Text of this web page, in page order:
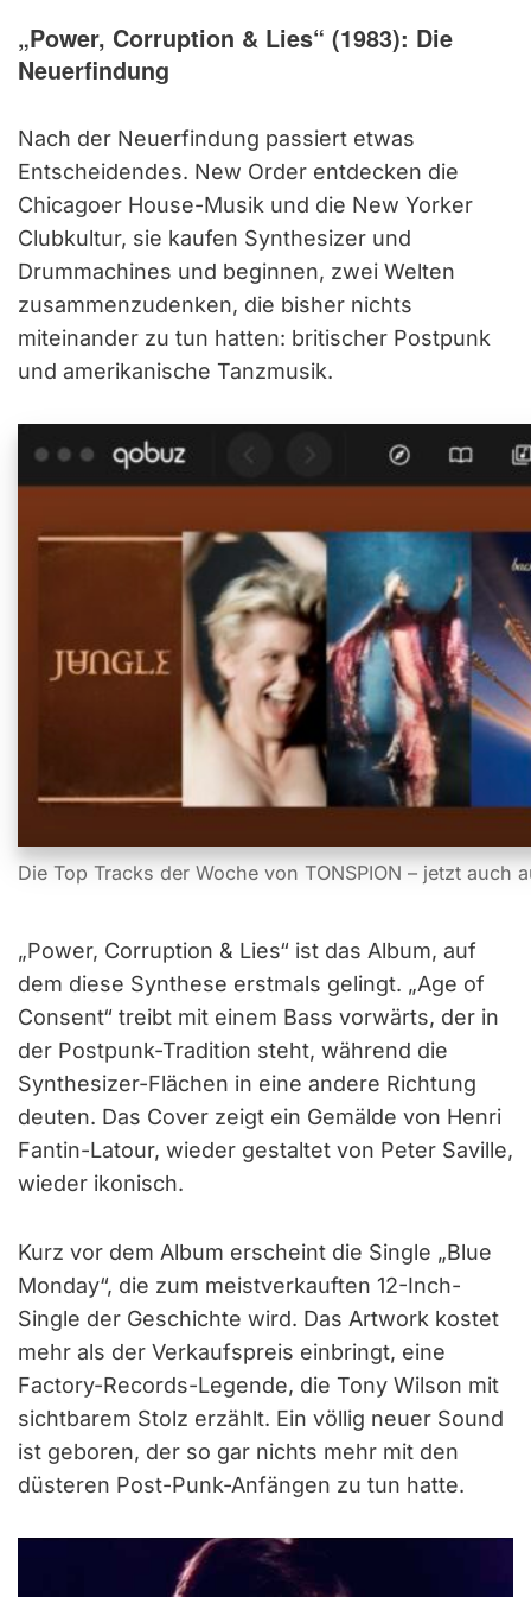
„Power, Corruption & Lies“ (1983): Die
Neuerfindung
Nach der Neuerfindung passiert etwas
Entscheidendes. New Order entdecken die
Chicagoer House-Musik und die New Yorker
Clubkultur, sie kaufen Synthesizer und
Drummachines und beginnen, zwei Welten
zusammenzudenken, die bisher nichts
miteinander zu tun hatten: britischer Postpunk
und amerikanische Tanzmusik.
Die Top Tracks der Woche von TONSPION – jetzt auch
„Power, Corruption & Lies“ ist das Album, auf
dem diese Synthese erstmals gelingt. „Age of
Consent“ treibt mit einem Bass vorwärts, der in
der Postpunk-Tradition steht, während die
Synthesizer-Flächen in eine andere Richtung
deuten. Das Cover zeigt ein Gemälde von Henri
Fantin-Latour, wieder gestaltet von Peter Saville,
wieder ikonisch.
Kurz vor dem Album erscheint die Single „Blue
Monday“, die zum meistverkauften 12-Inch-
Single der Geschichte wird. Das Artwork kostet
mehr als der Verkaufspreis einbringt, eine
Factory-Records-Legende, die Tony Wilson mit
sichtbarem Stolz erzählt. Ein völlig neuer Sound
ist geboren, der so gar nichts mehr mit den
düsteren Post-Punk-Anfängen zu tun hatte.